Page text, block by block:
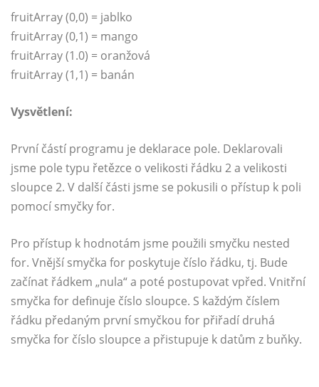
fruitArray (0,0) = jablko
fruitArray (0,1) = mango
fruitArray (1.0) = oranžová
fruitArray (1,1) = banán
Vysvětlení:
První částí programu je deklarace pole. Deklarovali
jsme pole typu řetězce o velikosti řádku 2 a velikosti
sloupce 2. V další části jsme se pokusili o přístup k poli
pomocí smyčky for.
Pro přístup k hodnotám jsme použili smyčku nested
for. Vnější smyčka for poskytuje číslo řádku, tj. Bude
začínat řádkem „nula“ a poté postupovat vpřed. Vnitřní
smyčka for definuje číslo sloupce. S každým číslem
řádku předaným první smyčkou for přiřadí druhá
smyčka for číslo sloupce a přistupuje k datům z buňky.